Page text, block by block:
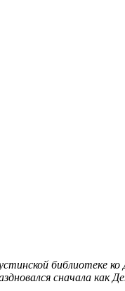
библиотеке
сначала как